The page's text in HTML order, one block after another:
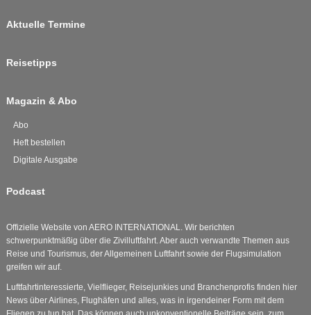
Aktuelle Termine
Reisetipps
Magazin & Abo
Abo
Heft bestellen
Digitale Ausgabe
Podcast
Offizielle Website von AERO INTERNATIONAL. Wir berichten
schwerpunktmäßig über die Zivilluftfahrt. Aber auch verwandte Themen aus
Reise und Tourismus, der Allgemeinen Luftfahrt sowie der Flugsimulation
greifen wir auf.
Luftfahrtinteressierte, Vielflieger, Reisejunkies und Branchenprofis finden hier
News über Airlines, Flughäfen und alles, was in irgendeiner Form mit dem